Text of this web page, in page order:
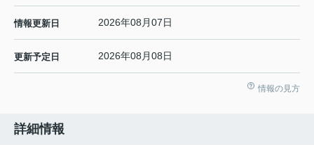
情報更新日 2026年08月07日
更新予定日 2026年08月08日
情報の見方
詳細情報